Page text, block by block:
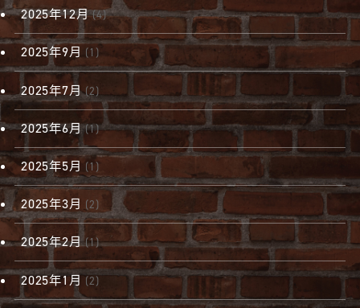
2025年12月(4)
2025年9月 (1)
2025年7月(2)
2025年6月(1)
2025年5月 (1)
2025年3月 (2)
2025年2月(1)
2025年1月 (2)